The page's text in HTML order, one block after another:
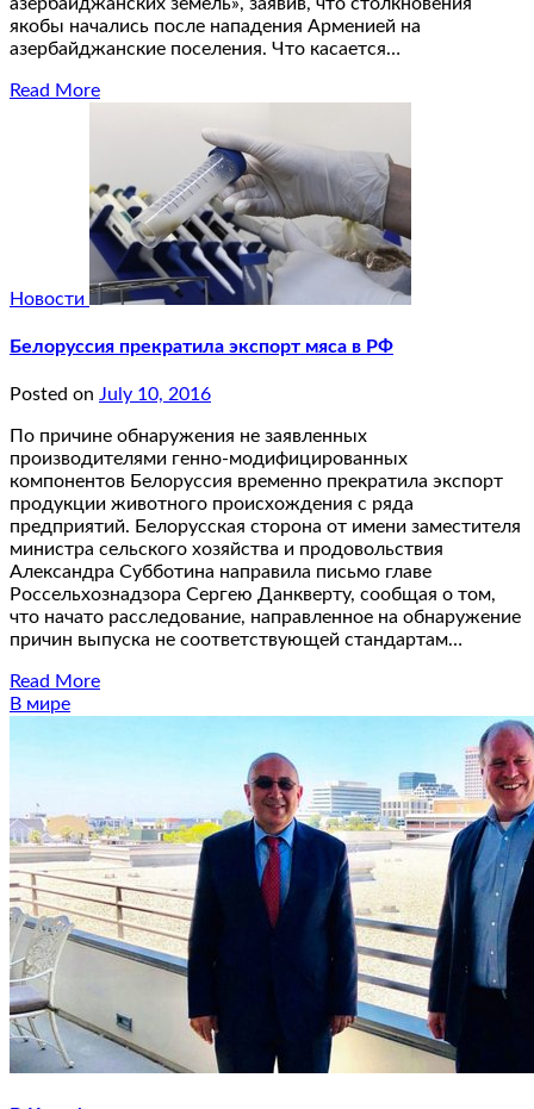
якобы начались после нападения Арменией на
азербайджанские поселения. Что касается…
Read More
Новости
Белоруссия прекратила экспорт мяса в РФ
Posted on July 10, 2016
По причине обнаружения не заявленных
производителями генно-модифицированных
компонентов Белоруссия временно прекратила экспорт
продукции животного происхождения с ряда
предприятий. Белорусская сторона от имени заместителя
министра сельского хозяйства и продовольствия
Александра Субботина направила письмо главе
Россельхознадзора Сергею Данкверту, сообщая о том,
что начато расследование, направленное на обнаружение
причин выпуска не соответствующей стандартам…
Read More
В мире